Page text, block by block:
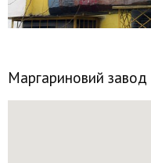
Маргариновий завод